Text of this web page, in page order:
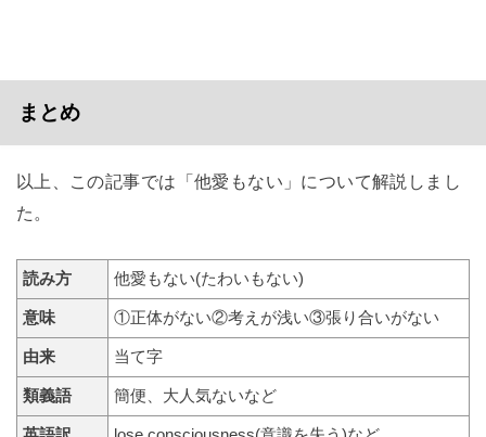
まとめ
以上、この記事では「他愛もない」について解説しまし
た。
読み方 他愛もない(たわいもない)
意味 ①正体がない②考えが浅い③張り合いがない
由来 当て字
類義語 簡便、大人気ないなど